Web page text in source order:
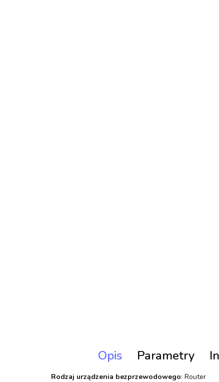
Opis Parametry
Rodzaj urządzenia bezprzewodowego: Router